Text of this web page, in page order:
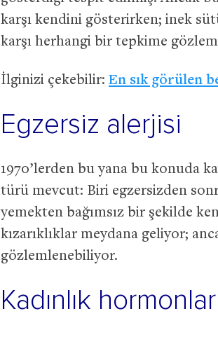
karşı kendini gösterirken; inek
karşı herhangi bir tepkime
İlginizi çekebilir: En sık görülen
Egzersiz alerjisi
1970’lerden bu yana bu konuda
türü mevcut: Biri egzersizden
yemekten bağımsız bir şekilde
kızarıklıklar meydana geliyor;
gözlemlenebiliyor.
Kadınlık